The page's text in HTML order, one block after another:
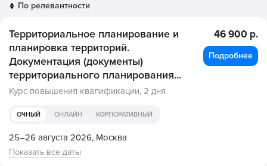
Территориальное планирование и
планировка территорий.
Документация (документы)
территориального планирования...
Курс повышения квалификации, 2 дня
ОЧНЫЙ ОНЛАЙН КОРПОРАТИВНЫЙ
25–26 августа 2026, Москва
Показать все даты
46 900 р.
Подробнее